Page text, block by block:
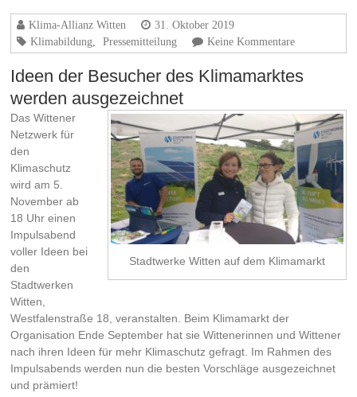
Klima-Allianz Witten
31. Oktober 2019
Klimabildung
Pressemitteilung Keine Kommentare
Ideen der Besucher des Klimamarktes
werden ausgezeichnet
Stadtwerke Witten auf dem Klimamarkt
Das Wittener
Netzwerk für
den
Klimaschutz
wird am 5.
November ab
18 Uhr einen
Impulsabend
voller Ideen bei
den
Stadtwerken
Witten,
Westfalenstraße 18, veranstalten. Beim Klimamarkt der
Organisation Ende September hat sie Wittenerinnen und Wittener
nach ihren Ideen für mehr Klimaschutz gefragt. Im Rahmen des
Impulsabends werden nun die besten Vorschläge ausgezeichnet
und prämiert!